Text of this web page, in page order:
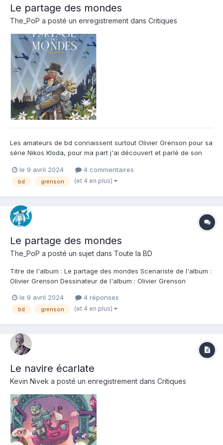
Le partage des mondes
The_PoP a posté un enregistrement dans Critiques
Les amateurs de bd connaissent surtout Olivier Grenson pour sa
série Nikos Kloda, pour ma part j'ai découvert et parlé de son
l'ouvrage auquel il s'est consacré depuis. Cette histoire lui tient
réellement à coeur puisqu'il l'a réalisé seul mal...
le 9 avril 2024 4 commentaires
bd grenson (et 4 en plus)
Le partage des mondes
The_PoP a posté un sujet dans Toute la BD
Titre de l'album : Le partage des mondes Scenariste de l'album :
Olivier Grenson Dessinateur de l'album : Olivier Grenson
Résumé de l'album : Septembre 1940. Les bombes de la
Luftwaffe ont laissé deux trous...
le 9 avril 2024 4 réponses
bd grenson (et 4 en plus)
Le navire écarlate
Kevin Nivek a posté un enregistrement dans Critiques